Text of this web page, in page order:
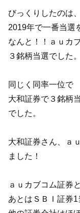
びっくりしたのは、
2019年で一番当選
なんと！！ａｕカ
３銘柄当選でした
同じく同率一位で
大和証券で３銘柄
でした。
大和証券さん、ａ
ました！
ａｕカブコム証券
あとはＳＢＩ証券1